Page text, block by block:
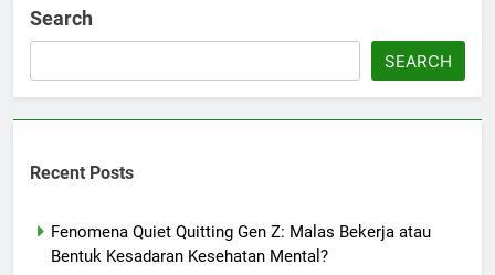
Search
SEARCH
Recent Posts
Fenomena Quiet Quitting Gen Z: Malas Bekerja atau
Bentuk Kesadaran Kesehatan Mental?